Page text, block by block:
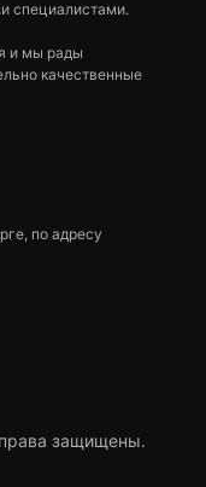
специалистами.
и мы рады
качественные
по адресу
защищены.